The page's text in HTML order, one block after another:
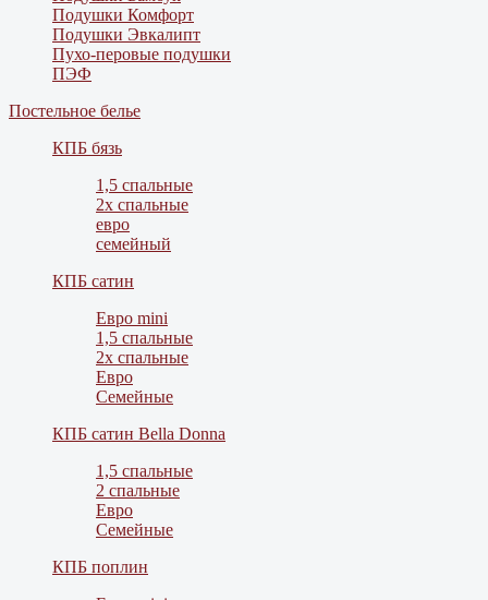
Подушки Комфорт
Подушки Эвкалипт
Пухо-перовые подушки
ПЭФ
Постельное белье
КПБ бязь
1,5 спальные
2х спальные
евро
семейный
КПБ сатин
Евро mini
1,5 спальные
2х спальные
Евро
Семейные
КПБ сатин Bella Donna
1,5 спальные
2 спальные
Евро
Семейные
КПБ поплин